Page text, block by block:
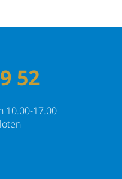
52
10.00-17.00